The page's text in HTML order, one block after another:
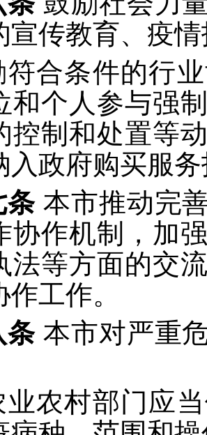
宣传教育、疫
符合条件的行
和个人参与强
控制和处置等
入政府购买服
条 本市推动完
协作机制，加
法等方面的交
工作。
条 本市对严重
业农村部门应